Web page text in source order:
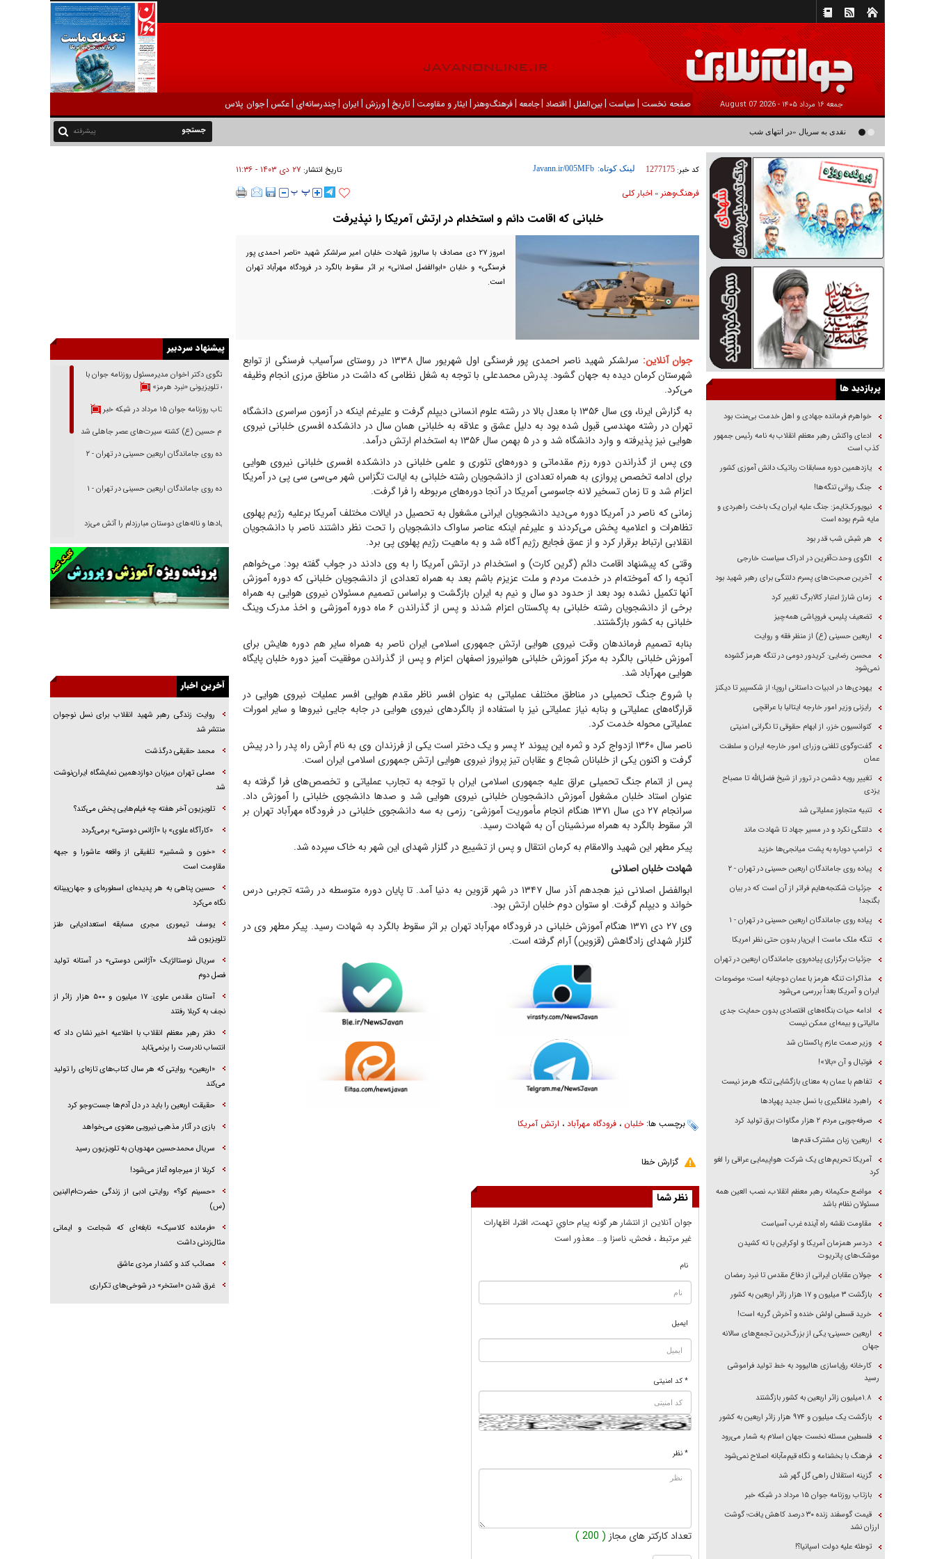
جمعه ۱۶ مرداد ۱۴۰۵ - 2026 August 07 صفحه نخست | سیاست |بين‌الملل | اقتصاد |جامعه |فرهنگ‌و‌هنر | ایثار و مقاومت |تاریخ |ورزش | ايران |چندرسانه‌ای |عکس |جوان پلاس
نقدی به سریال «در انتهای شب» به کارگردانی آیدا پناهنده/ داستان زنی زخم‌خورده از طبقه متوسط پیشرفته
کد خبر: 1277175 لینک کوتاه: تاریخ انتشار: ۲۷ دی ۱۴۰۳ - ۱۱:۳۶
فرهنگ‌و‌هنر » اخبار كلی
خلبانی که اقامت دائم و استخدام در ارتش آمریکا را نپذیرفت
امروز ۲۷ دی مصادف با سالروز شهادت خلبان امیر سرلشکر شهید «ناصر احمدی پور
فرسنگی» و خلبان «ابوالفضل اصلانی» بر اثر سقوط بالگرد در فرودگاه مهرآباد تهران
است.
جوان آنلاین:
سرلشکر شهید ناصر احمدی پور فرسنگی اول شهریور سال ۱۳۳۸ در روستای سرآسیاب فرسنگی از توابع
شهرستان کرمان دیده به جهان گشود. پدرش محمدعلی با توجه به شغل نظامی که داشت در مناطق مرزی انجام وظیفه
می‌کرد.
به گزارش ایرنا، وی سال ۱۳۵۶ با معدل بالا در رشته علوم انسانی دیپلم گرفت و علیرغم اینکه در آزمون سراسری دانشگاه
تهران در رشته مهندسی قبول شده بود به دلیل عشق و علاقه به خلبانی همان سال در دانشکده افسری خلبانی نیروی
هوایی نیز پذیرفته و وارد دانشگاه شد و در ۵ بهمن سال ۱۳۵۶ به استخدام ارتش درآمد.
وی پس از گذراندن دوره رزم مقدماتی و دوره‌های تئوری و علمی خلبانی در دانشکده افسری خلبانی نیروی هوایی
برای ادامه تخصص پروازی به همراه تعدادی از دانشجویان رشته خلبانی به ایالت تگزاس شهر می‌سی سی پی در آمریکا
اعزام شد و تا زمان تسخیر لانه جاسوسی آمریکا در آنجا دوره‌های مربوطه را فرا گرفت.
زمانی که ناصر در آمریکا دوره می‌دید دانشجویان ایرانی مشغول به تحصیل در ایالات مختلف آمریکا برعلیه رژیم پهلوی
تظاهرات و اعلامیه پخش می‌کردند و علیرغم اینکه عناصر ساواک دانشجویان را تحت نظر داشتند ناصر با دانشجویان
انقلابی ارتباط برقرار کرد و از عمق فجایع رژیم آگاه شد و به ماهیت رژیم پهلوی پی برد.
وقتی که پیشنهاد اقامت دائم (گرین کارت) و استخدام در ارتش آمریکا را به وی دادند در جواب گفته بود: می‌خواهم
آنچه را که آموخته‌ام در خدمت مردم و ملت عزیزم باشم بعد به همراه تعدادی از دانشجویان خلبانی که دوره آموزش
آنها تکمیل نشده بود بعد از حدود دو سال و نیم به ایران بازگشت و براساس تصمیم مسئولان نیروی هوایی به همراه
برخی از دانشجویان رشته خلبانی به پاکستان اعزام شدند و پس از گذراندن ۶ ماه دوره آموزشی و اخذ مدرک وینگ
خلبانی به کشور بازگشتند.
بنابه تصمیم فرماندهان وقت نیروی هوایی ارتش جمهوری اسلامی ایران ناصر به همراه سایر هم دوره هایش برای
آموزش خلبانی بالگرد به مرکز آموزش خلبانی هوانیروز اصفهان اعزام و پس از گذراندن موفقیت آمیز دوره خلبان پایگاه
هوایی مهرآباد شد.
با شروع جنگ تحمیلی در مناطق مختلف عملیاتی به عنوان افسر ناظر مقدم هوایی افسر عملیات نیروی هوایی در
قرارگاه‌های عملیاتی و بنابه نیاز عملیاتی نیز با استفاده از بالگرد‌های نیروی هوایی در جابه جایی نیرو‌ها و سایر امورات
عملیاتی محوله خدمت کرد.
ناصر سال ۱۳۶۰ ازدواج کرد و ثمره این پیوند ۲ پسر و یک دختر است یکی از فرزندان وی به نام آرش راه پدر را در پیش
گرفت و اکنون یکی از خلبانان شجاع و عقابان تیز پرواز نیروی هوایی ارتش جمهوری اسلامی ایران است.
پس از اتمام جنگ تحمیلی عراق علیه جمهوری اسلامی ایران با توجه به تجارب عملیاتی و تخصص‌های فرا گرفته به
عنوان استاد خلبان مشغول آموزش دانشجویان خلبانی نیروی هوایی شد و صد‌ها دانشجوی خلبانی را آموزش داد.
سرانجام ۲۷ دی سال ۱۳۷۱ هنگام انجام مأموریت آموزشی- رزمی به سه دانشجوی خلبانی در فرودگاه مهرآباد تهران بر
اثر سقوط بالگرد به همراه سرنشینان آن به شهادت رسید.
پیکر مطهر این شهید والامقام به کرمان انتقال و پس از تشییع در گلزار شهدای این شهر به خاک سپرده شد.
شهادت خلبان اصلانی
ابوالفضل اصلانی نیز هجدهم آذر سال ۱۳۴۷ در شهر قزوین به دنیا آمد. تا پایان دوره متوسطه در رشته تجربی درس
خواند و دیپلم گرفت. او ستوان دوم خلبان ارتش بود.
وی ۲۷ دی ۱۳۷۱ هنگام آموزش خلبانی در فرودگاه مهرآباد تهران بر اثر سقوط بالگرد به شهادت رسید. پیکر مطهر وی در
گلزار شهدای زادگاهش (قزوین) آرام گرفته است.
برچسب ها:خلبان ، فرودگاه مهرآباد، ارتش آمریکا
گزارش خطا
نظر شما
جوان آنلاين از انتشار هر گونه پيام حاوي تهمت، افترا، اظهارات
غير مرتبط ، فحش، ناسزا و... معذور است
نام
ایمیل
* کد امنیتی
* نظر
تعداد کارکتر های مجاز ( 200 )
پربازدید ها
خواهرم فرمانده جهادی و اهل خدمت بی‌منت بود
ادعای واکنش رهبر معظم انقلاب به نامه رئیس جمهور
کذب است
یازدهمین دوره مسابقات رباتیک دانش آموزی کشور
جنگ روانی تنگه‌ها!
نیویورک‌تایمز: جنگ علیه ایران یک باخت راهبردی و
مایه شرم بوده است
هر شبش شب قدر بود
الگوی وحدت‌آفرین در ادراک سیاست خارجی
آخرین صحبت‌های پسرم دلتنگی برای رهبر شهید بود
زمان شارژ اعتبار کالابرگ تغییر کرد
تضعیف پلیس، فروپاشی همه‌چیز
اربعین حسینی (ع) از منظر فقه و روایت
محسن رضایی: کریدور دومی در تنگه هرمز گشوده
نمی‌شود
یهودی‌ها در ادبیات داستانی اروپا؛ از شکسپیر تا دیکنز
رایزنی وزیر امور خارجه ایتالیا با عراقچی
کنوانسیون خزر، از ابهام حقوقی تا نگرانی امنیتی
گفت‌وگوی تلفنی وزرای امور خارجه ایران و سلطنت
عمان
تغییر رویه دشمن در ترور از شیخ فضل‌الله تا مصباح
یزدی
تنبیه متجاوز عملیاتی شد
دلتنگی نکرد و در مسیر جهاد تا شهادت ماند
ترامپ دوباره به پشت میانجی‌ها خزید
پیاده روی جاماندگان اربعین حسینی در تهران - ۲
جزئیات شکنجه‌هایم فراتر از آن است که در بیان
بگنجد!
پیاده روی جاماندگان اربعین حسینی در تهران - ۱
تنگه ملک ماست | این‌بار بدون حتی نظر امریکا
جزئیات برگزاری پیاده‌روی جاماندگان اربعین در تهران
مذاکرات تنگه هرمز با عمان دوجانبه است؛ موضوعات
ایران و آمریکا بعداً بررسی می‌شود
ادامه حیات بنگاه‌های اقتصادی بدون حمایت جدی
مالیاتی و بیمه‌ای ممکن نیست
وزیر صمت عازم پاکستان شد
فوتبال و آن «بالا»!
تفاهم با عمان به معنای بازگشایی تنگه هرمز نیست
راهبرد غافلگیری با نسل جدید پهپاد‌ها
صرفه‌جویی مردم ۲ هزار مگاوات برق تولید کرد
اربعین؛ زبان مشترک قدم‌ها
آمریکا تحریم‌های یک شرکت هواپیمایی عراقی را لغو
کرد
مواضع حکیمانه رهبر معظم انقلاب، نصب العین همه
مسئولان نظام باشد
مقاومت نقشه راه آینده غرب آسیاست
دردسر همزمان آمریکا و اوکراین با ته کشیدن
موشک‌های پاتریوت
جولان عقابان ایرانی از دفاع مقدس تا نبرد رمضان
بازگشت ۳ میلیون و ۱۷ هزار زائر اربعین به کشور
خرید قسطی اولش خنده و آخرش گریه است!
اربعین حسینی؛ یکی از بزرگ‌ترین تجمع‌های سالانه
جهان
کارخانه رؤیاسازی هالیوود به خط تولید فراموشی
رسید
۱.۸میلیون زائر اربعین به کشور بازگشتند
بازگشت یک میلیون و ۹۷۴ هزار زائر اربعین به کشور
فلسطین مسئله نخست جهان اسلام به شمار می‌رود
فرهنگ با بخشنامه و نگاه قیم‌مآبانه اصلاح نمی‌شود
گزینه استقلال راهی گل گهر شد
بازتاب روزنامه جوان ۱۵ مرداد در شبکه خبر
قیمت گوسفند زنده ۳۰ درصد کاهش یافت؛ گوشت
ارزان نشد
توطئه علیه دولت اسپانیا؟!
پیشنهاد سردبیر
گفتگوی دکتر اخوان مدیرمسئول روزنامه جوان با
برنامه تلویزیونی «نبرد هرمز»
بازتاب روزنامه جوان ۱۵ مرداد در شبکه خبر
امام حسین (ع) کشته سیرت‌های عصر جاهلی شد
پیاده روی جاماندگان اربعین حسینی در تهران - ۲
پیاده روی جاماندگان اربعین حسینی در تهران - ۱
فریاد‌ها و ناله‌های دوستان مبارزدلم را آتش می‌زد
تغییر رویه دشمن در ترور از شیخ فضل‌الله تا مصباح
خرید قسطی اولش خنده و آخرش گریه است!
فوتبال و آن «بالا»!
دیکنز
خواهرم فرمانده جهادی و اهل خدمت بی‌منت بود
بگنجد!
گزارش «جوان» از قوانین سخت‌گیرانه ۶ قاره در
برابر یورش به پاسگاه‌های پلیس
آخرین اخبار
روایت زندگی رهبر شهید انقلاب برای نسل نوجوان
منتشر شد
محمد حقیقی درگذشت
مصلی تهران میزبان دوازدهمین نمایشگاه ایران‌نوشت
شد
تلویزیون آخر هفته چه فیلم‌هایی پخش می‌کند؟
«کارآگاه علوی» با «آژانس دوستی» برمی‌گردد
«خون و شمشیر» تلفیقی از واقعه عاشورا و جبهه
مقاومت است
حسین پناهی به هر پدیده‌ای اسطوره‌ای و جهان‌بینانه
نگاه می‌کرد
یوسف تیموری مجری مسابقه استعدادیابی طنز
تلویزیون شد
سریال نوستالژیک «آژانس دوستی» در آستانه تولید
فصل دوم
آستان مقدس علوی: ۱۷ میلیون و ۵۰۰ هزار زائر از
نجف به کربلا رفتند
دفتر رهبر معظم انقلاب با اطلاعیه اخیر نشان داد که
انتساب نادرست را برنمی‌تابد
«اربعین» روایتی که هر سال کتاب‌های تازه‌ای را تولید
می‌کند
حقیقت اربعین را باید در دل آدم‌ها جست‌و‌جو کرد
بازی در آثار مذهبی نیرویی معنوی می‌خواهد
سریال محمدحسین مهدویان به تلویزیون رسید
کربلا از میرجاوه آغاز می‌شود!
«حسینم کو؟» روایتی ادبی از زندگی حضرت‌ام‌البنین
(س)
«فرمانده کلاسیک» نابغه‌ای که شجاعت و ایمانی
مثال‌زدنی داشت
مصائب کند و کشدار مردی عاشق
غرق شدن «استخر» در شوخی‌های تکراری